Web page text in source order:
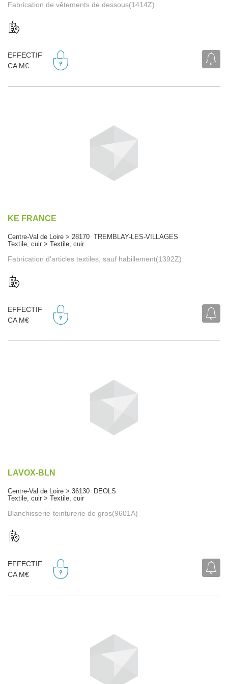
Fabrication de vêtements de dessous(1414Z)
EFFECTIF
CA M€
KE FRANCE
Centre-Val de Loire > 28170 TREMBLAY-LES-VILLAGES
Textile, cuir > Textile, cuir
Fabrication d'articles textiles, sauf habillement(1392Z)
EFFECTIF
CA M€
LAVOX-BLN
Centre-Val de Loire > 36130 DEOLS
Textile, cuir > Textile, cuir
Blanchisserie-teinturerie de gros(9601A)
EFFECTIF
CA M€